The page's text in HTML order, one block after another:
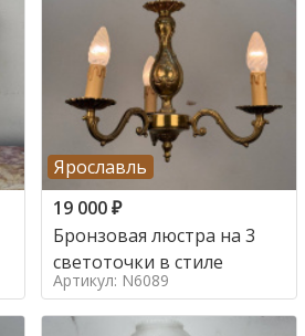
Ярославль
19 000₽
Бронзовая люстра на 3
светоточки в стиле
Артикул: N6089